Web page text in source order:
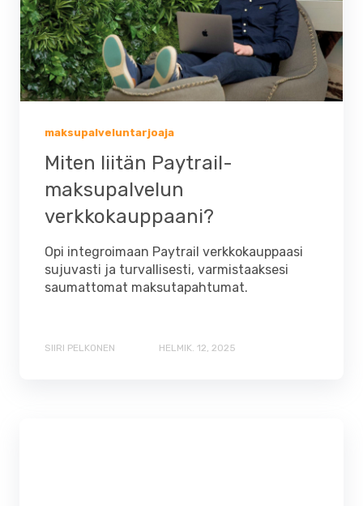
maksupalveluntarjoaja
Miten liitän Paytrail-
maksupalvelun
verkkokauppaani?
Opi integroimaan Paytrail verkkokauppaasi
sujuvasti ja turvallisesti, varmistaaksesi
saumattomat maksutapahtumat.
SIIRI PELKONEN HELMIK. 12, 2025